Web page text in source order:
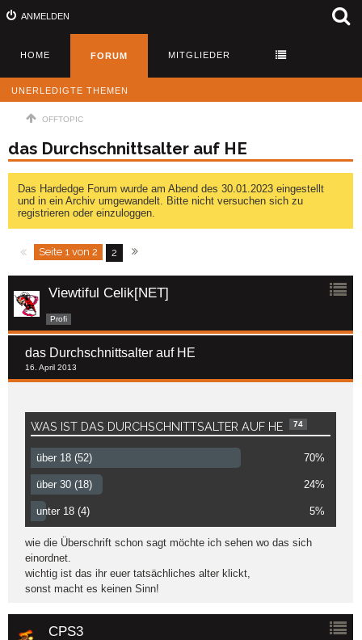
ANMELDEN
HOME FORUM MITGLIEDER
UNERLEDIGTE THEMEN
OFFTOPIC
das Durchschnittsalter auf HE
Das Hardedge Forum wurde am Abend des 30.01.2023 eingestellt
und in ein Archiv umgewandelt. Bitte nicht versuchen sich zu
registrieren oder einzuloggen.
Seite 1 von 2 2
Viewtiful Celik[NET]
Profi
das Durchschnittsalter auf HE
16. April 2013
WAS IST DAS DURCHSCHNITTSALTER AUF HE 74
über 18 (52) 70%
über 30 (18) 24%
unter 18 (4) 5%
wie die Überschrift schon sagt möchte ich sehen wo das sich
einordnet.
wichtig ist das ihr euer tatsächliches alter klickt,
sonst macht es keinen Sinn!
CPS3